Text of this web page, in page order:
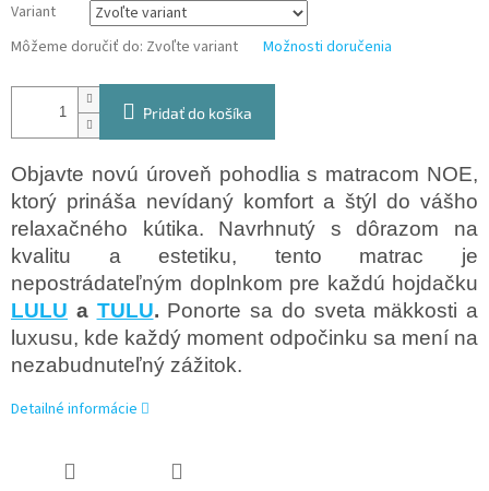
Variant
Môžeme doručiť do: Zvoľte variant Možnosti doručenia
Pridať do košíka
Objavte novú úroveň pohodlia s matracom NOE,
ktorý prináša nevídaný komfort a štýl do vášho
relaxačného kútika. Navrhnutý s dôrazom na
kvalitu a estetiku, tento matrac je
nepostrádateľným doplnkom pre každú hojdačku
LULU a TULU. Ponorte sa do sveta mäkkosti a
luxusu, kde každý moment odpočinku sa mení na
nezabudnuteľný zážitok.
Detailné informácie